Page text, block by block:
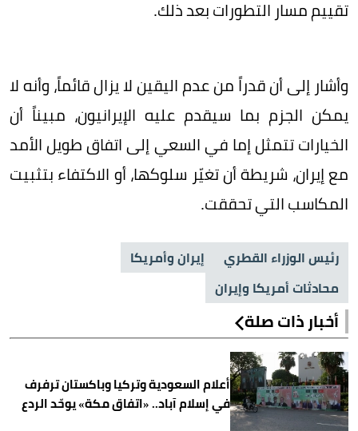
تقييم مسار التطورات بعد ذلك.
وأشار إلى أن قدراً من عدم اليقين لا يزال قائماً، وأنه لا
يمكن الجزم بما سيقدم عليه الإيرانيون، مبيناً أن
الخيارات تتمثل إما في السعي إلى اتفاق طويل الأمد
مع إيران، شريطة أن تغيّر سلوكها، أو الاكتفاء بتثبيت
المكاسب التي تحققت.
رئيس الوزراء القطري
إيران وأمريكا
محادثات أمريكا وإيران
أخبار ذات صلة
أعلام السعودية وتركيا وباكستان ترفرف
في إسلام آباد.. «اتفاق مكة» يوحّد الردع